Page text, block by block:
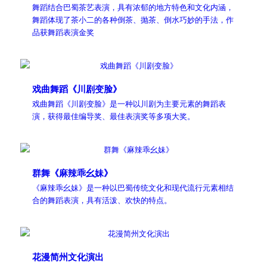
舞蹈结合巴蜀茶艺表演，具有浓郁的地方特色和文化内涵，
舞蹈体现了茶小二的各种倒茶、抛茶、倒水巧妙的手法，作
品获舞蹈表演金奖
戏曲舞蹈《川剧变脸》
戏曲舞蹈《川剧变脸》是一种以川剧为主要元素的舞蹈表
演，获得最佳编导奖、最佳表演奖等多项大奖。
群舞《麻辣乖幺妹》
《麻辣乖幺妹》是一种以巴蜀传统文化和现代流行元素相结
合的舞蹈表演，具有活泼、欢快的特点。
花漫简州文化演出